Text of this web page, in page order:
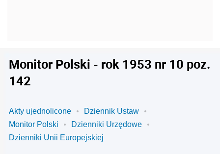
Monitor Polski - rok 1953 nr 10 poz.
142
Akty ujednolicone
Dziennik Ustaw
Monitor Polski
Dzienniki Urzędowe
Dzienniki Unii Europejskiej